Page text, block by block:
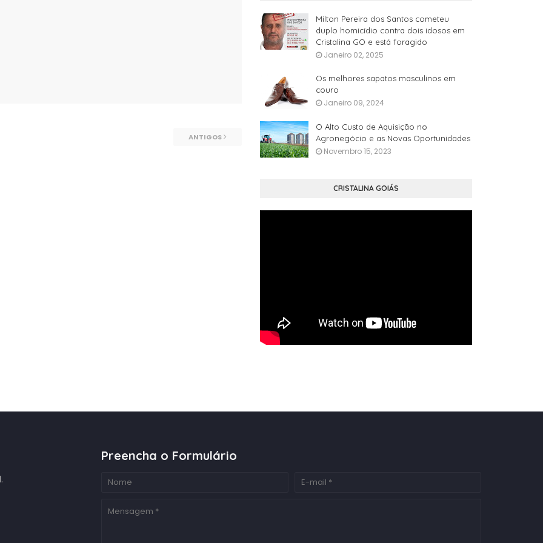
ANTIGOS
Milton Pereira dos Santos cometeu
duplo homicídio contra dois idosos em
Cristalina GO e está foragido
Janeiro 02, 2025
Os melhores sapatos masculinos em
couro
Janeiro 09, 2024
O Alto Custo de Aquisição no
Agronegócio e as Novas Oportunidades
Novembro 15, 2023
CRISTALINA GOIÁS
Preencha o Formulário